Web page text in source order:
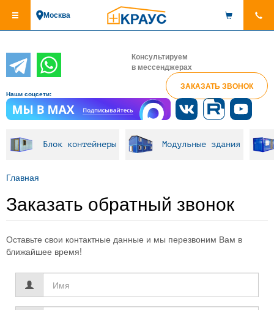
основному
Москва
Консультируем
в мессенджерах
ЗАКАЗАТЬ ЗВОНОК
Наши соцсети:
Блок контейнеры Модульные здания
Главная
Заказать обратный звонок
Оставьте свои контактные данные и мы перезвоним Вам в
ближайшее время!